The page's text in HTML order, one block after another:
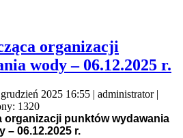
organizacji
wody – 06.12.2025 r.
2025 16:55 | administrator|
1320
organizacji punktów wydawania
– 06.12.2025 r.